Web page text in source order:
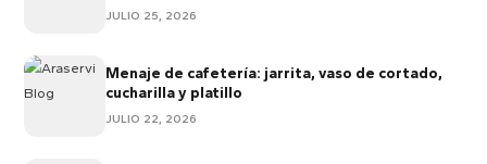
JULIO 25, 2026
Menaje de cafetería: jarrita, vaso de cortado,
cucharilla y platillo
JULIO 22, 2026